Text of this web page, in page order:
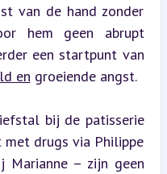
van de hand zonder
hem geen abrupt
een startpunt van
en groeiende angst.
bij de patisserie
met drugs via Philippe
Marianne – zijn geen